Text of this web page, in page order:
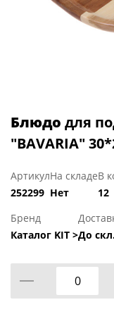
Блюдо для
"BAVARIA"
Артикул
252299
На складе
Нет
В
12
Бренд
Каталог KIT >До